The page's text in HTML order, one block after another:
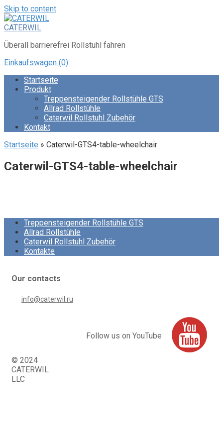
Skip to content
CATERWIL
Überall barrierefrei Rollstuhl fahren
Einkaufswagen (0)
Startseite
Produkt
Treppensteigender Rollstühle GTS
Allrad Rollstühle
Caterwil Rollstuhl Zubehör
Kontakt
Startseite » Caterwil-GTS4-table-wheelchair
Caterwil-GTS4-table-wheelchair
Treppensteigender Rollstühle GTS
Allrad Rollstühle
Caterwil Rollstuhl Zubehör
Kontakte
Our contacts
info@caterwil.ru
Follow us on YouTube
© 2024
CATERWIL
LLC